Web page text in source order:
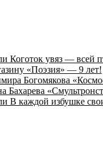
Коготок увяз — всей
«Поэзия» — 9 лет!
Богомякова
Бахарева
В каждой избушке